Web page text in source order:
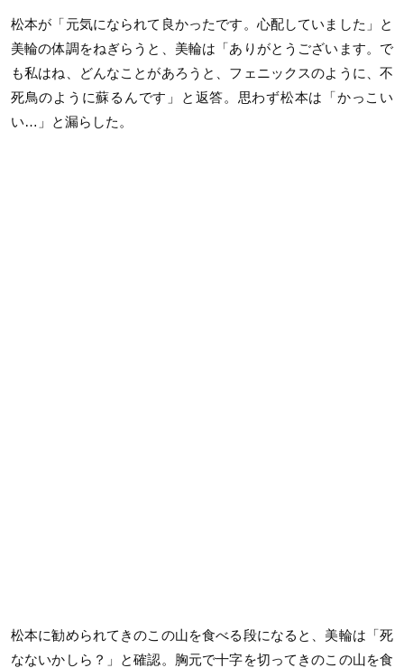
松本が「元気になられて良かったです。心配していました」と
美輪の体調をねぎらうと、美輪は「ありがとうございます。で
も私はね、どんなことがあろうと、フェニックスのように、不
死鳥のように蘇るんです」と返答。思わず松本は「かっこい
い…」と漏らした。
松本に勧められてきのこの山を食べる段になると、美輪は「死
なないかしら？」と確認。胸元で十字を切ってきのこの山を食